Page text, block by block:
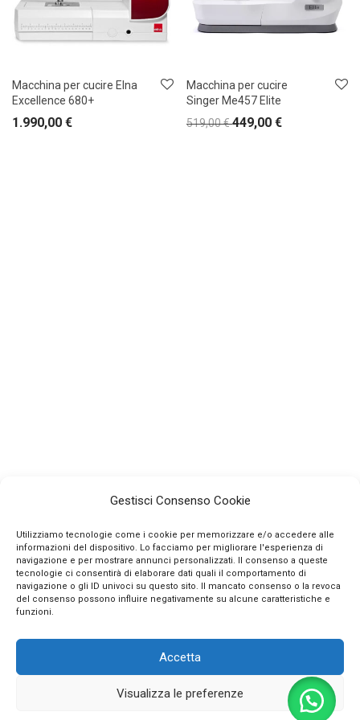
Gestisci Consenso Cookie
Utilizziamo tecnologie come i cookie per memorizzare e/o accedere alle
informazioni del dispositivo. Lo facciamo per migliorare l'esperienza di
navigazione e per mostrare annunci personalizzati. Il consenso a queste
tecnologie ci consentirà di elaborare dati quali il comportamento di
navigazione o gli ID univoci su questo sito. Il mancato consenso o la revoca
del consenso possono influire negativamente su alcune caratteristiche e
funzioni.
Accetta
Visualizza le preferenze
Macchina per cucire Elna
Excellence 680+
1.990,00 €
Macchina per cucire
Singer Me457 Elite
519,00€449,00 €
INFO
SEGUICI SUI SOCIAL